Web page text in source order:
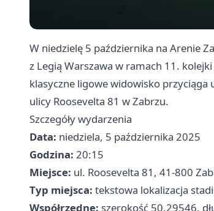
W niedzielę 5 października na Arenie
z Legią Warszawa w ramach 11.
klasyczne ligowe widowisko
ulicy Roosevelta 81 w Zabrzu.
Szczegóły wydarzenia
Data: niedziela, 5 października 2025
Godzina: 20:15
Miejsce: ul. Roosevelta 81, 41-800
Typ miejsca: tekstowa lokalizacja
Współrzędne: szerokość 50.29546,